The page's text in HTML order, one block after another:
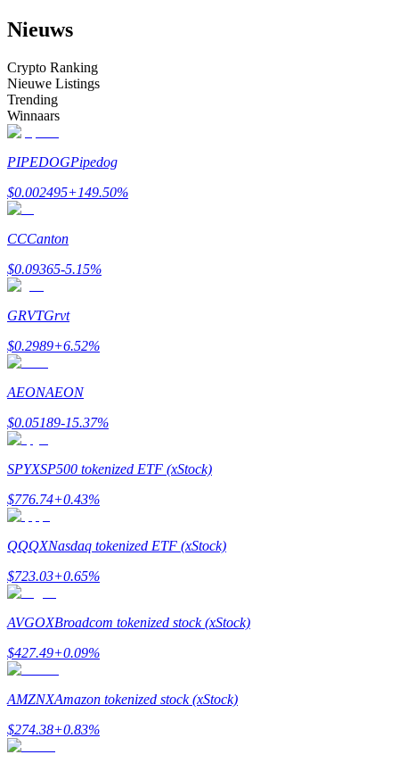
Informatie
Gids
Futures-startgids
Handelsstrategieën
Leer hoe u winstgevend kunt blijven
Nieuws
Crypto Ranking
Nieuwe Listings
Trending
Winnaars
PIPEDOGPipedog
$0.002495+149.50%
CCCanton
$0.09365-5.15%
GRVTGrvt
$0.2989+6.52%
AEONAEON
$0.05189-15.37%
SPYXSP500 tokenized ETF (xStock)
$776.74+0.43%
QQQXNasdaq tokenized ETF (xStock)
$723.03+0.65%
AVGOXBroadcom tokenized stock (xStock)
$427.49+0.09%
AMZNXAmazon tokenized stock (xStock)
$274.38+0.83%